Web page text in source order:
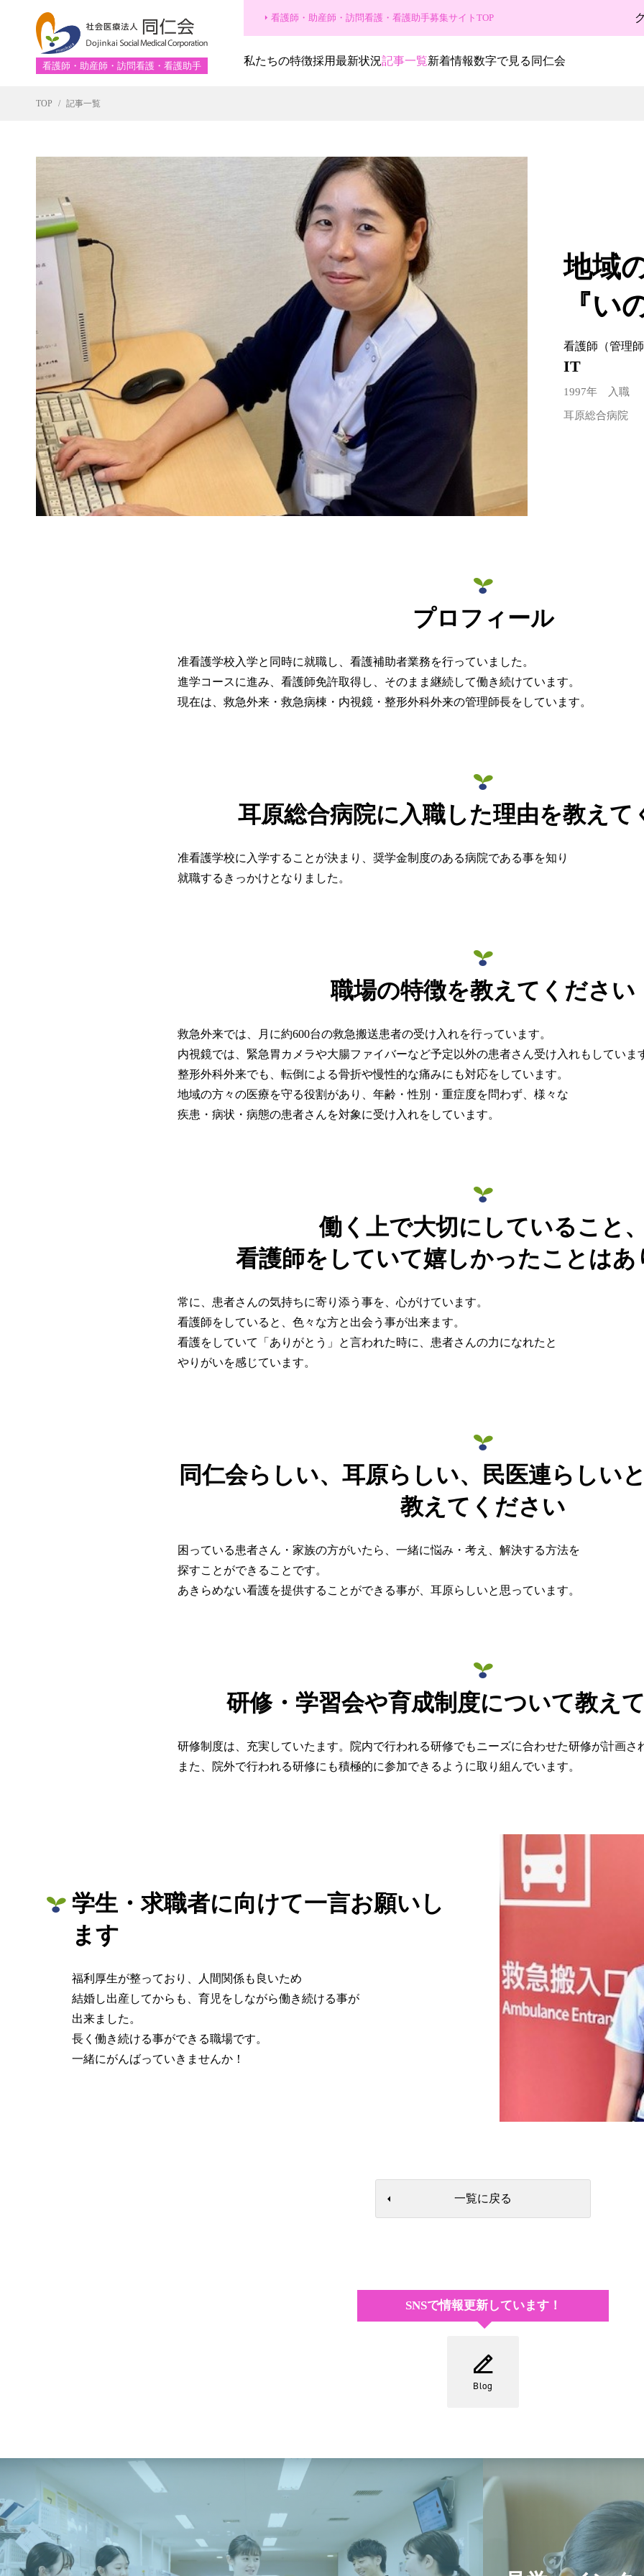
看護師・助産師・訪問看護・看護助手
看護師・助産師・訪問看護・看護助手募集サイトTOP
私たちの特徴採用最新状況記事一覧新着情報数字で見る同仁会
TOP 記事一覧
地
『い
看護師（管理
IT
1997年 入職
耳原総合病院
プロフィール
准看護学校入学と同時に就職し、看護補助者業務を行っていました。
進学コースに進み、看護師免許取得し、そのまま継続して働き続けています。
現在は、救急外来・救急病棟・内視鏡・整形外科外来の管理師長をしています。
耳原総合病院に入職した理由を教えて
准看護学校に入学することが決まり、奨学金制度のある病院である事を知り
就職するきっかけとなりました。
職場の特徴を教えてください
救急外来では、月に約600台の救急搬送患者の受け入れを行っています。
内視鏡では、緊急胃カメラや大腸ファイバーなど予定以外の患者さん受け入れもしていま
整形外科外来でも、転倒による骨折や慢性的な痛みにも対応をしています。
地域の方々の医療を守る役割があり、年齢・性別・重症度を問わず、様々な
疾患・病状・病態の患者さんを対象に受け入れをしています。
働く上で大切にしていること
看護師をしていて嬉しかったことはあ
常に、患者さんの気持ちに寄り添う事を、心がけています。
看護師をしていると、色々な方と出会う事が出来ます。
看護をしていて「ありがとう」と言われた時に、患者さんの力になれたと
やりがいを感じています。
同仁会らしい、耳原らしい、民医連らしい
教えてください
困っている患者さん・家族の方がいたら、一緒に悩み・考え、解決する方法を
探すことができることです。
あきらめない看護を提供することができる事が、耳原らしいと思っています。
研修・学習会や育成制度について教え
研修制度は、充実していたます。院内で行われる研修でもニーズに合わせた研修が計画さ
また、院外で行われる研修にも積極的に参加できるように取り組んでいます。
学生・求職者に向けて一言お願いし
ます
福利厚生が整っており、人間関係も良いため
結婚し出産してからも、育児をしながら働き続ける事が
出来ました。
長く働き続ける事ができる職場です。
一緒にがんばっていきませんか！
一覧に戻る
SNSで情報更新しています！
Blog